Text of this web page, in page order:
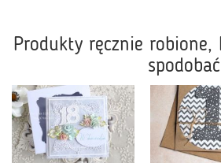
Produkty ręcznie robione,
spodobać